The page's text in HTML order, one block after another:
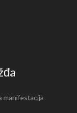
manifestacija